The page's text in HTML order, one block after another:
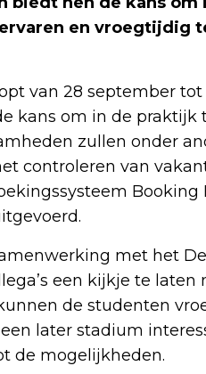
en vroegtijdig
van 28 september
kans om in de
zullen onder
controleren van
Booking
met het
een kijkje te laten
de studenten
later stadium
de mogelijkheden.